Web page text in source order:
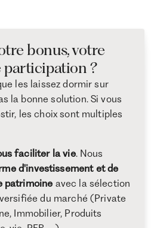
bonus, votre
participation ?
les laissez dormir sur
la bonne solution. Si vous
les choix sont multiples
faciliter la vie. Nous
d'investissement et de
patrimoine avec la sélection
du marché (Private
Immobilier, Produits